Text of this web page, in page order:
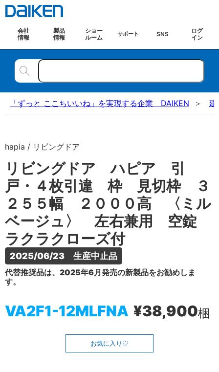
会社
情報
製品
情報
ショー
ルーム
サポート SNS
ログ
イン
「ずっと ここちいいね」を実現する企業 DAIKEN 建
hapia / リビングドア
リビングドア ハピア 引
戸・４枚引違 枠 見切枠 ３
２５５幅 ２０００高 〈ミル
ベージュ〉 左右兼用 空錠
ラクラクローズ付
2025/06/23　生産中止品
代替推奨品は、2025年6月発売の新製品をお勧めしま
す。
VA2F1-12MLFNA ¥38,900梱
お気に入り